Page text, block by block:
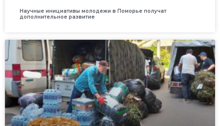
Научные инициативы молодежи в Поморье получат
дополнительное развитие